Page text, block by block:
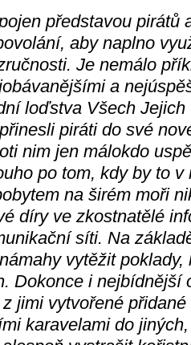
představou pirátů
aby naplno
Je nemálo
a
loďstva Všech Jejich
piráti do své
nim jen málokdo
po tom, kdy by to v
na širém moři
díry ve zkostnatělé
síti. Na
vytěžit poklady,
Dokonce i nejbídnější
jimi vytvořené
karavelami do